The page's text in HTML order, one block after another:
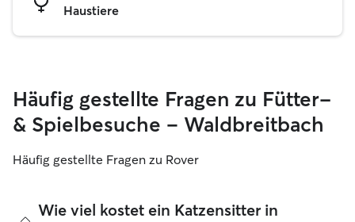
Haustiere
Häufig gestellte Fragen zu Fütter-
& Spielbesuche – Waldbreitbach
Häufig gestellte Fragen zu Rover
Wie viel kostet ein Katzensitter in